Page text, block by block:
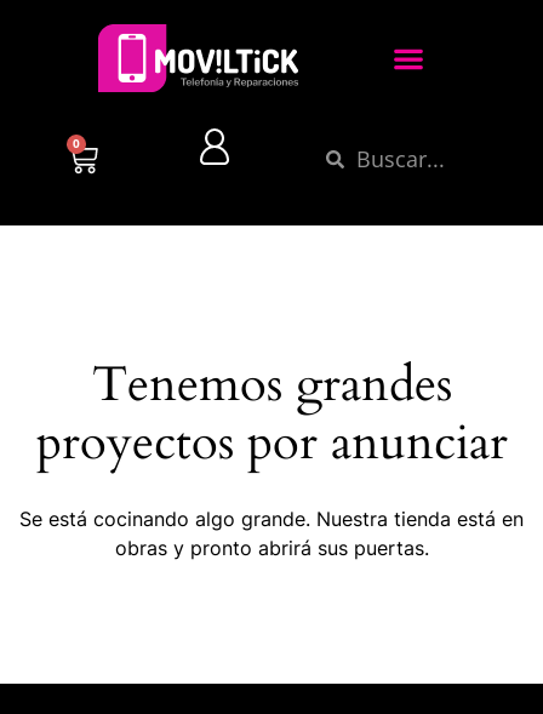
0
Tenemos grandes
proyectos por anunciar
Se está cocinando algo grande. Nuestra tienda está en
obras y pronto abrirá sus puertas.